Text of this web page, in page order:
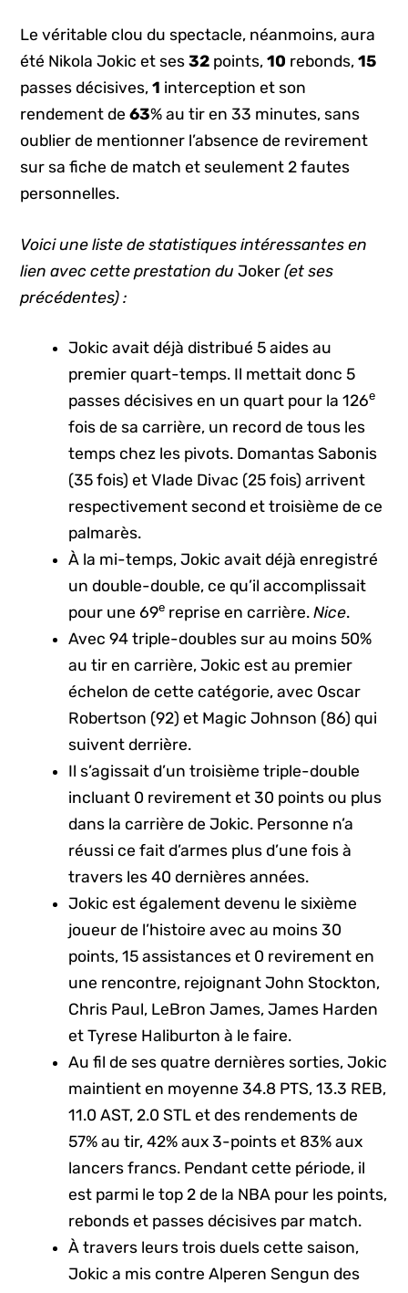
Le véritable clou du spectacle, néanmoins, aura
été Nikola Jokic et ses32 points,10 rebonds,15
passes décisives,1 interception et son
rendement de63% au tir en 33 minutes, sans
oublier de mentionner l’absence de revirement
sur sa fiche de match et seulement 2 fautes
personnelles.
Voici une liste de statistiques intéressantes en
lien avec cette prestation duJoker(et ses
précédentes) :
Jokic avait déjà distribué 5 aides au
premier quart-temps. Il mettait donc 5
passes décisives en un quart pour la 126e
fois de sa carrière, un record de tous les
temps chez les pivots. Domantas Sabonis
(35 fois) et Vlade Divac (25 fois) arrivent
respectivement second et troisième de ce
palmarès.
À la mi-temps, Jokic avait déjà enregistré
un double-double, ce qu’il accomplissait
pour une 69e reprise en carrière.Nice.
Avec 94 triple-doubles sur au moins 50%
au tir en carrière, Jokic est au premier
échelon de cette catégorie, avec Oscar
Robertson (92) et Magic Johnson (86) qui
suivent derrière.
Il s’agissait d’un troisième triple-double
incluant 0 revirement et 30 points ou plus
dans la carrière de Jokic. Personne n’a
réussi ce fait d’armes plus d’une fois à
travers les 40 dernières années.
Jokic est également devenu le sixième
joueur de l’histoire avec au moins 30
points, 15 assistances et 0 revirement en
une rencontre, rejoignant John Stockton,
Chris Paul, LeBron James, James Harden
et Tyrese Haliburton à le faire.
Au fil de ses quatre dernières sorties, Jokic
maintient en moyenne 34.8 PTS, 13.3 REB,
11.0 AST, 2.0 STL et des rendements de
57% au tir, 42% aux 3-points et 83% aux
lancers francs. Pendant cette période, il
est parmi le top 2 de la NBA pour les points,
rebonds et passes décisives par match.
À travers leurs trois duels cette saison,
Jokic a mis contre Alperen Sengun des